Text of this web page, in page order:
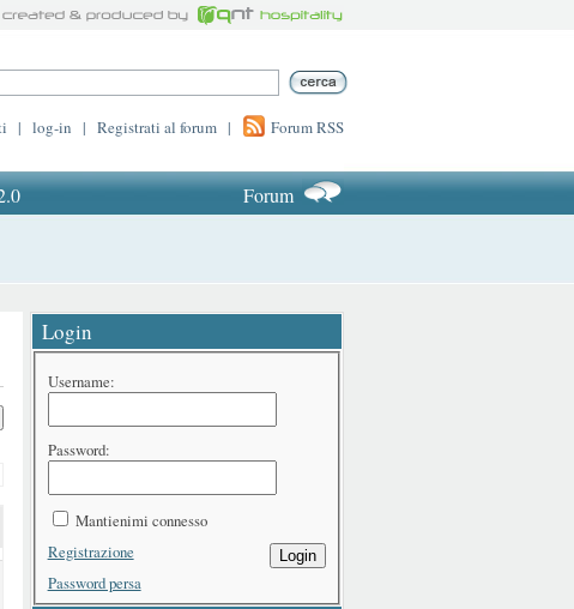
| log-in | Registrati al forum | Forum RSS
Forum
Login
Username:
Password:
Mantienimi connesso
Login
Registrazione
Password persa